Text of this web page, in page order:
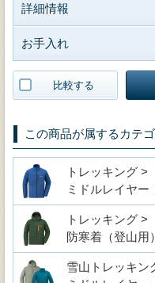
詳細情報
お手入れ
比較する
この商品が属するカテゴ
トレッキング >
ミドルレイヤー
トレッキング >
防寒着（登山用）
雪山トレッキン